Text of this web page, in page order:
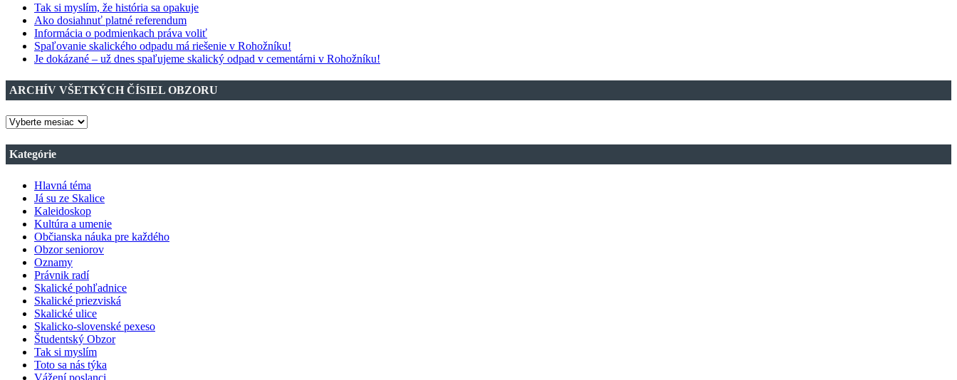
Tak si myslím, že história sa opakuje
Ako dosiahnuť platné referendum
Informácia o podmienkach práva voliť
Spaľovanie skalického odpadu má riešenie v Rohožníku!
Je dokázané – už dnes spaľujeme skalický odpad v cementárni v Rohožníku!
ARCHÍV VŠETKÝCH ČÍSIEL OBZORU
ARCHÍV
ČÍSIEL
OBZORU
Kategórie
Hlavná téma
Já su ze Skalice
Kaleidoskop
Kultúra a umenie
Občianska náuka pre každého
Obzor seniorov
Oznamy
Právnik radí
Skalické pohľadnice
Skalické priezviská
Skalické ulice
Skalicko-slovenské pexeso
Študentský Obzor
Tak si myslím
Toto sa nás týka
Vážení poslanci